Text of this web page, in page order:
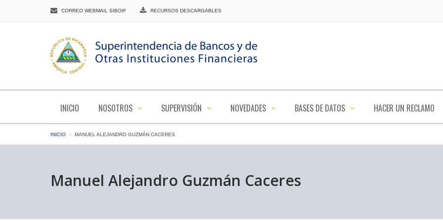
CORREO WEBMAIL SIBOIF RECURSOS DESCARGABLES
INICIO NOSOTROS SUPERVISIÓN NOVEDADES BASES DE DATOS HACER UN RECLAMO
INICIO MANUEL ALEJANDRO GUZMÁN CACERES
Manuel Alejandro Guzmán Caceres